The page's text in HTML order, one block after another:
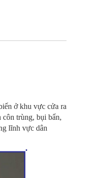
ở khu vực cửa ra
côn trùng, bụi bẩn,
lĩnh vực dân